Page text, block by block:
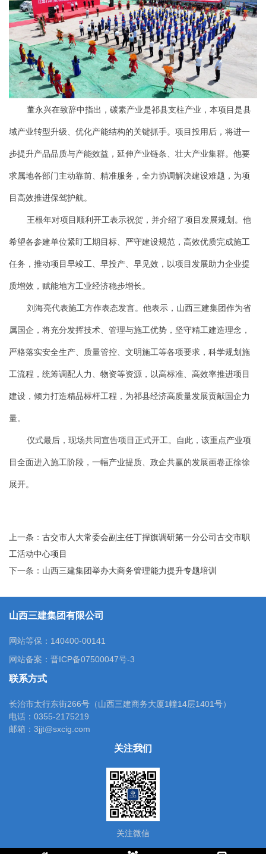
董永兴在致辞中指出，碳素产业是祁县支柱产业，本项目是县
域产业转型升级、优化产能结构的关键抓手。项目投用后，将进一
步提升产品品质与产能效益，延伸产业链条、壮大产业集群。他要
求属地各部门主动靠前、精准服务，全力协调解决建设难题，为项
目高效推进保驾护航。
王根年对项目顺利开工表示祝贺，并介绍了项目发展规划。他
希望各参建单位紧盯工期目标、严守建设规范，高效优质完成施工
任务，推动项目早竣工、早投产、早见效，以项目发展助力企业提
质增效，赋能地方工业经济稳步增长。
刘海亮代表施工方作表态发言。他表示，山西三建集团作为省
属国企，将充分发挥技术、管理与施工优势，坚守精工建造理念，
严格落实安全生产、质量管控、文明施工等各项要求，科学规划施
工流程，统筹调配人力、物资等资源，以高标准、高效率推进项目
建设，倾力打造精品标杆工程，为祁县经济高质量发展贡献国企力
量。
仪式最后，现场共同宣告项目正式开工。自此，该重点产业项
目全面进入施工阶段，一幅产业提质、政企共赢的发展画卷正徐徐
展开。
上一条： 古交市人大常委会副主任丁捍旗调研第一分公司古交市职
工活动中心项目
下一条： 山西三建集团举办大商务管理能力提升专题培训
山西三建集团有限公司
网站等保：140400-00141
网站备案： 晋ICP备07500047号-3
联系方式
长治市太行东街266号（山西三建商务大厦1幢14层1401号）
电话：0355-2175219
邮箱：3jjt@sxcig.com
关注我们
关注微信